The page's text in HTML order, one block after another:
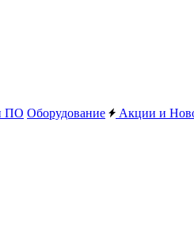
ПО Оборудование Акции и